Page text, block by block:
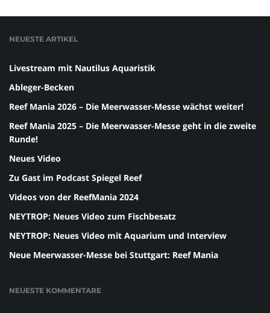
NEUESTE ARTIKEL
Livestream mit Nautilus Aquaristik
Ableger-Becken
Reef Mania 2026 – Die Meerwasser-Messe wächst weiter!
Reef Mania 2025 – Die Meerwasser-Messe geht in die zweite
Runde!
Neues Video
Zu Gast im Podcast Spiegel Reef
Videos von der ReefMania 2024
NEYTROP: Neues Video zum Fischbesatz
NEYTROP: Neues Video mit Aquarium und Interview
Neue Meerwasser-Messe bei Stuttgart: Reef Mania
NEUESTE KOMMENTARE